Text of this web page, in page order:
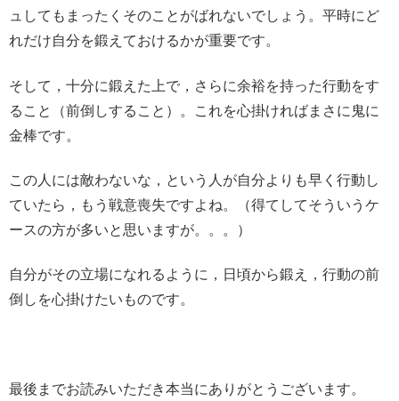
ュしてもまったくそのことがばれないでしょう。平時にど
れだけ自分を鍛えておけるかが重要です。
そして，十分に鍛えた上で，さらに余裕を持った行動をす
ること（前倒しすること）。これを心掛ければまさに鬼に
金棒です。
この人には敵わないな，という人が自分よりも早く行動し
ていたら，もう戦意喪失ですよね。（得てしてそういうケ
ースの方が多いと思いますが。。。）
自分がその立場になれるように，日頃から鍛え，行動の前
倒しを心掛けたいものです。
最後までお読みいただき本当にありがとうございます。